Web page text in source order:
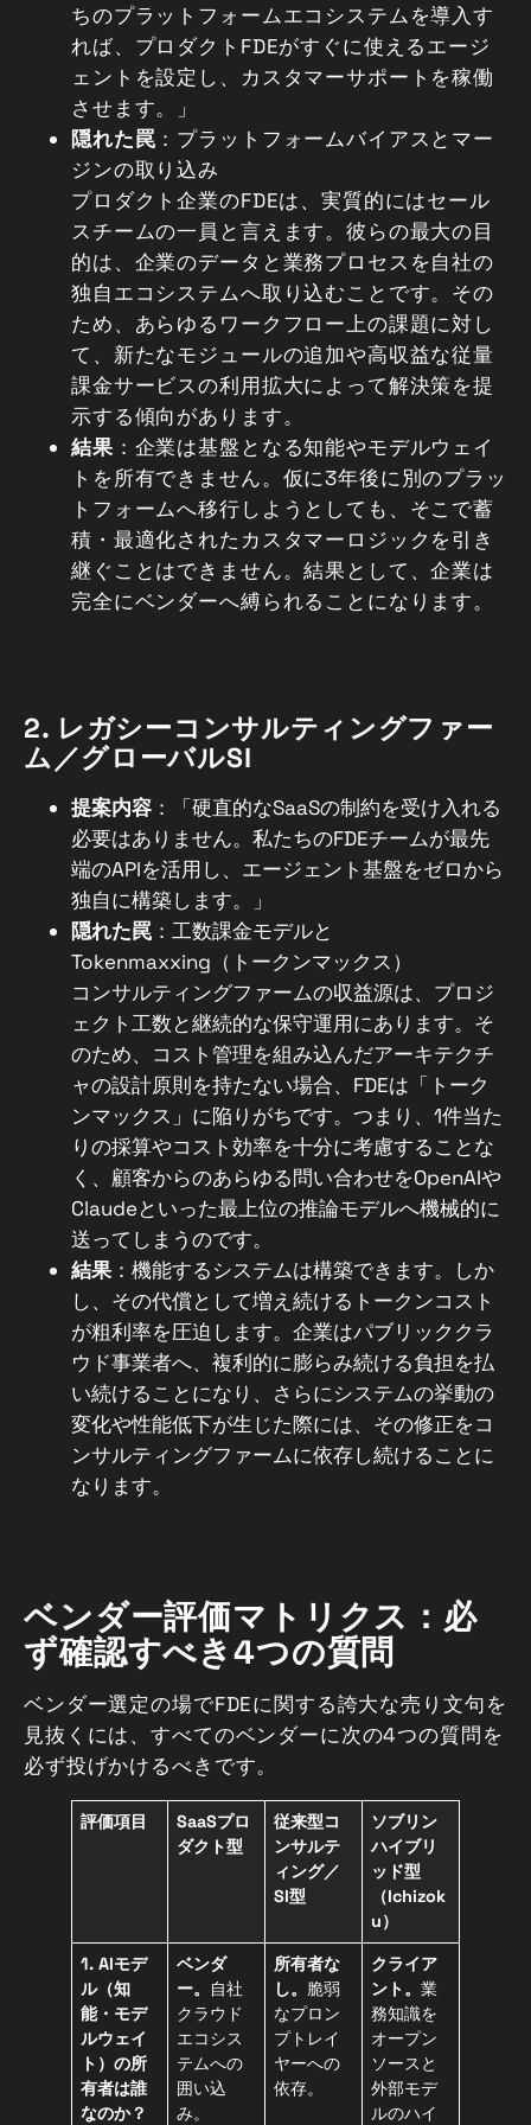
ちのプラットフォームエコシステムを導入す
れば、プロダクトFDEがすぐに使えるエージ
ェントを設定し、カスタマーサポートを稼働
させます。」
隠れた罠 ：プラットフォームバイアスとマー
ジンの取り込み
プロダクト企業のFDEは、実質的にはセール
スチームの一員と言えます。彼らの最大の目
的は、企業のデータと業務プロセスを自社の
独自エコシステムへ取り込むことです。その
ため、あらゆるワークフロー上の課題に対し
て、新たなモジュールの追加や高収益な従量
課金サービスの利用拡大によって解決策を提
示する傾向があります。
結果 ：企業は基盤となる知能やモデルウェイ
トを所有できません。仮に3年後に別のプラッ
トフォームへ移行しようとしても、そこで蓄
積・最適化されたカスタマーロジックを引き
継ぐことはできません。結果として、企業は
完全にベンダーへ縛られることになります。
2. レガシーコンサルティングファー
ム／グローバルSI
提案内容 ：「硬直的なSaaSの制約を受け入れる
必要はありません。私たちのFDEチームが最先
端のAPIを活用し、エージェント基盤をゼロから
独自に構築します。」
隠れた罠 ：工数課金モデルと
Tokenmaxxing（トークンマックス）
コンサルティングファームの収益源は、プロジ
ェクト工数と継続的な保守運用にあります。そ
のため、コスト管理を組み込んだアーキテクチ
ャの設計原則を持たない場合、FDEは「トーク
ンマックス」に陥りがちです。つまり、1件当た
りの採算やコスト効率を十分に考慮することな
く、顧客からのあらゆる問い合わせをOpenAIや
Claudeといった最上位の推論モデルへ機械的に
送ってしまうのです。
結果 ：機能するシステムは構築できます。しか
し、その代償として増え続けるトークンコスト
が粗利率を圧迫します。企業はパブリッククラ
ウド事業者へ、複利的に膨らみ続ける負担を払
い続けることになり、さらにシステムの挙動の
変化や性能低下が生じた際には、その修正をコ
ンサルティングファームに依存し続けることに
なります。
ベンダー評価マトリクス：必
ず確認すべき4つの質問
ベンダー選定の場でFDEに関する誇大な売り文句を
見抜くには、すべてのベンダーに次の4つの質問を
必ず投げかけるべきです。
評価項目
SaaSプロ
ダクト型
従来型コ
ンサルテ
ィング／
SI型
ソブリン
ハイブリ
ッド型
（Ichizok
u）
1. AIモデ
ル（知
能・モデ
ルウェイ
ト）の所
有者は誰
なのか？
ベンダ
ー。
自社
クラウド
エコシス
テムへの
囲い込
み。
所有者な
し。 脆弱
なプロン
プトレイ
ヤーへの
依存。
クライア
ント。業
務知識を
オープン
ソースと
外部モデ
ルのハイ